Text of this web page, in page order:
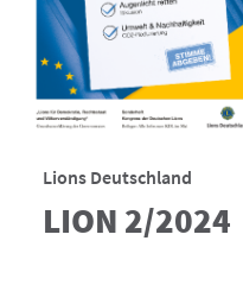
Lions Deutschland
LION 2/2024